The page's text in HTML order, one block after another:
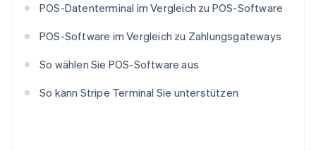
POS-Datenterminal im Vergleich zu POS-Software
POS-Software im Vergleich zu Zahlungsgateways
So wählen Sie POS-Software aus
So kann Stripe Terminal Sie unterstützen